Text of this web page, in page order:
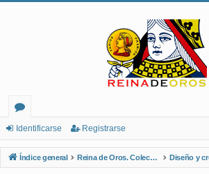
or
os
Identificarse Registrarse
Índice general Reina de Oros. Coleccionistas de Naipes.